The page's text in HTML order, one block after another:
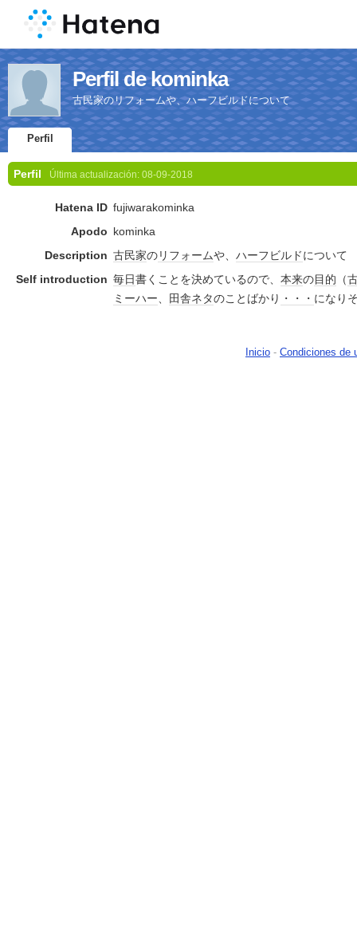
Perfil de kominka
古民家のリフォームや、ハーフビルドについて
Perfil
Perfil Última actualización: 08-09-2018
Hatena ID fujiwarakominka
Apodo kominka
Description 古民家のリフォームや、 ハーフビルドについて
Self introduction 毎日書くことを決めているので、 本来の目的 （
ミーハー、 田舎ネタのことばかり ・・・ になり
Inicio - Condiciones de